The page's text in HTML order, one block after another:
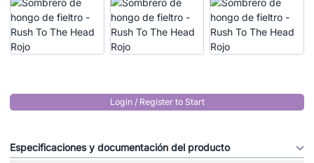
Login / Register to Start
Especificaciones y documentación del producto